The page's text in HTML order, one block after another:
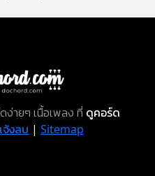
ายๆ เนื้อเพลง ที่ ดูคอร์ด
จ้งลบ | Sitemap